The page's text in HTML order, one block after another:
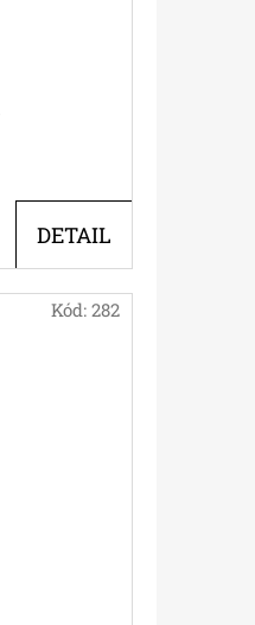
DETAIL
Kód: 282